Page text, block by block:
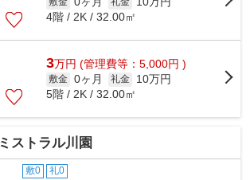
4階 / 2K / 32.00㎡
3万円 (管理費等：5,000円 )
敷金 0ヶ月 礼金
10万円
5階 / 2K / 32.00㎡
ミストラル川園
敷0 礼0